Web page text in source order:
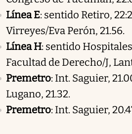
Línea E: sentido Retiro,
Virreyes/Eva Perón, 21.56.
Línea H: sentido
Facultad de Derecho/J,
Premetro: Int. Saguier,
Lugano, 21.32.
Premetro: Int. Saguier,